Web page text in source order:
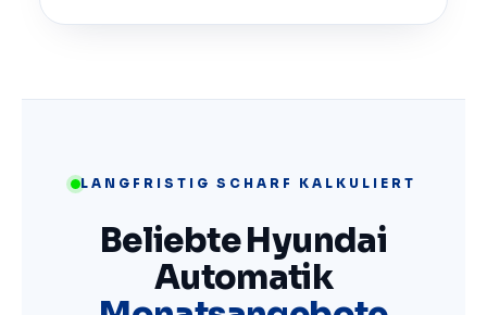
LANGFRISTIG SCHARF KALKULIERT
Beliebte Hyundai
Automatik